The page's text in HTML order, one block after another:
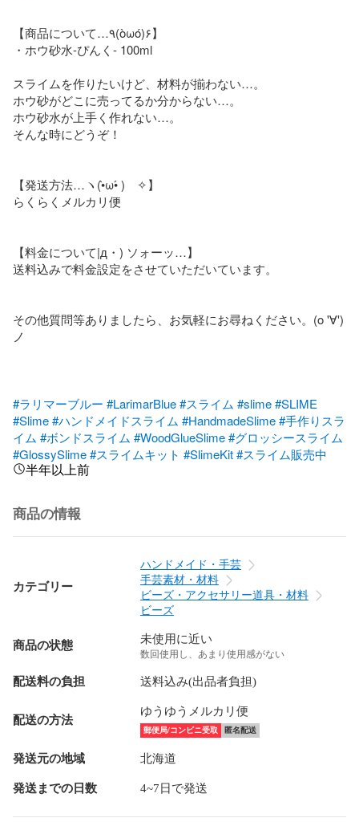
【商品について…٩(òωó)۶】
・ホウ砂水-ぴんく- 100ml
スライムを作りたいけど、材料が揃わない…。
ホウ砂がどこに売ってるか分からない…。
ホウ砂水が上手く作れない…。
そんな時にどうぞ！
【発送方法…ヽ(•̀ω•́ )ゝ✧】
らくらくメルカリ便
【料金について|д・) ソォーッ…】
送料込みで料金設定をさせていただいています。
その他質問等ありましたら、お気軽にお尋ねください。(o '∀')
ノ
#ラリマーブルー #LarimarBlue#スライム #slime#SLIME
#Slime#ハンドメイドスライム #HandmadeSlime#手作りスラ
イム #ボンドスライム #WoodGlueSlime#グロッシースライム
#GlossySlime#スライムキット #SlimeKit#スライム販売中
半年以上前
商品の情報
カテゴリー
ハンドメイド・手芸
手芸素材・材料
ビーズ・アクセサリー道具・材料
ビーズ
商品の状態 未使用に近い
数回使用し、あまり使用感がない
配送料の負担 送料込み(出品者負担)
配送の方法
ゆうゆうメルカリ便
郵便局/コンビニ受取 匿名配送
発送元の地域 北海道
発送までの日数 4~7日で発送